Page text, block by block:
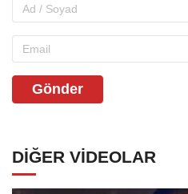
Gönder
DIĞER VIDEOLAR